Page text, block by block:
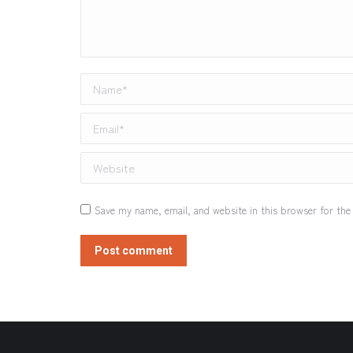
Name *
Email *
Website
Save my name, email, and website in this browser for
Post comment